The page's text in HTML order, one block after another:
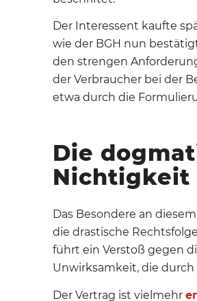
Der Interessent kaufte
wie der BGH nun
den strengen
der Verbraucher bei der
etwa durch die
Die
Nichtigkeit
Das Besondere an
die drastische
führt ein Verstoß gegen
Unwirksamkeit, die
Der Vertrag ist vielmehr